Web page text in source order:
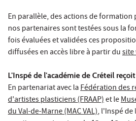
En parallèle, des actions de
nos partenaires sont testées sous la
fois évaluées et validées ces
diffusées en accès libre à partir du
L'Inspé de l'académie de Créteil
En partenariat avec laFédération des
d'artistes plasticiens (FRAAP)et le
du Val-de-Marne (MAC VAL), l'Inspé